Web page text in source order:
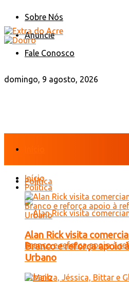
Sobre Nós
Anuncie
Fale Conosco
domingo, 9 agosto, 2026
Política
Início
Política
Alan Rick visita
Branco e reforça apoio
Urbano